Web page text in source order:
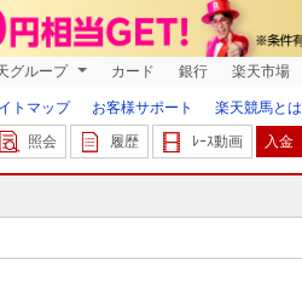
グループ カード 銀行 楽天市場
トマップ お客様サポート
楽天競馬とは
照会 履歴 ﾚｰｽ動画 入金